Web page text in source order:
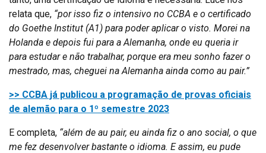
relata que, “por isso fiz o intensivo no CCBA e o certificado
do Goethe Institut (A1) para poder aplicar o visto. Morei na
Holanda e depois fui para a Alemanha, onde eu queria ir
para estudar e não trabalhar, porque era meu sonho fazer o
mestrado, mas, cheguei na Alemanha ainda como au pair.”
>> CCBA já publicou a programação de provas oficiais
de alemão para o 1º semestre 2023
E completa, “além de au pair, eu ainda fiz o ano social, o que
me fez desenvolver bastante o idioma. E assim, eu pude